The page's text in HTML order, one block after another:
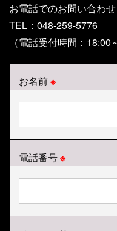
お電話でのお問い合わ
TEL：048-259-5776
（電話受付時間：18:00
お名前※
電話番号※